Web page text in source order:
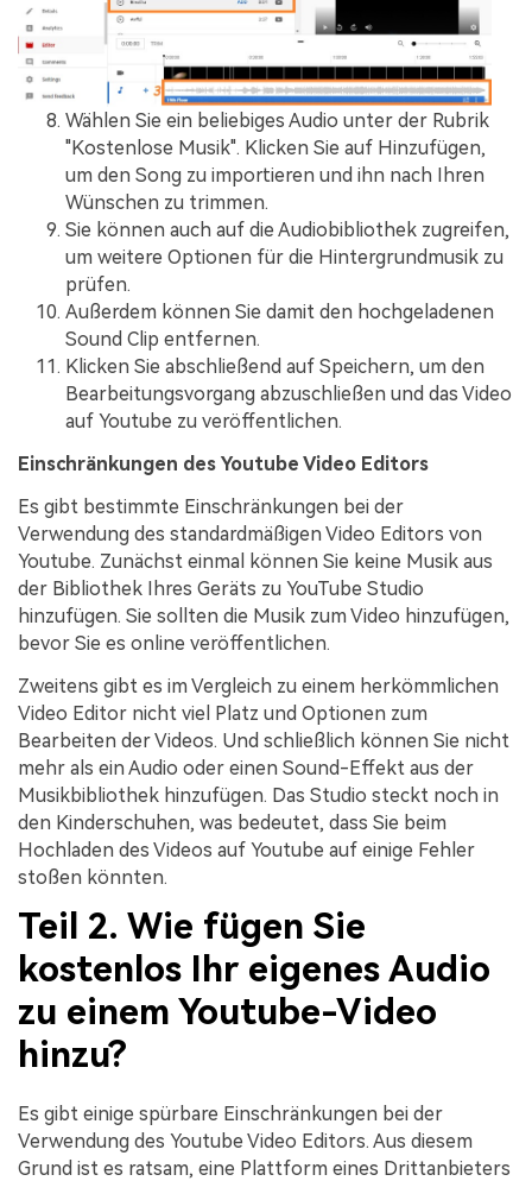
Wählen Sie ein beliebiges Audio unter der Rubrik
"Kostenlose Musik". Klicken Sie auf Hinzufügen,
um den Song zu importieren und ihn nach Ihren
Wünschen zu trimmen.
Sie können auch auf die Audiobibliothek zugreifen,
um weitere Optionen für die Hintergrundmusik zu
prüfen.
Außerdem können Sie damit den hochgeladenen
Sound Clip entfernen.
Klicken Sie abschließend auf Speichern, um den
Bearbeitungsvorgang abzuschließen und das Video
auf Youtube zu veröffentlichen.
Einschränkungen des Youtube Video Editors
Es gibt bestimmte Einschränkungen bei der
Verwendung des standardmäßigen Video Editors von
Youtube. Zunächst einmal können Sie keine Musik aus
der Bibliothek Ihres Geräts zu YouTube Studio
hinzufügen. Sie sollten die Musik zum Video hinzufügen,
bevor Sie es online veröffentlichen.
Zweitens gibt es im Vergleich zu einem herkömmlichen
Video Editor nicht viel Platz und Optionen zum
Bearbeiten der Videos. Und schließlich können Sie nicht
mehr als ein Audio oder einen Sound-Effekt aus der
Musikbibliothek hinzufügen. Das Studio steckt noch in
den Kinderschuhen, was bedeutet, dass Sie beim
Hochladen des Videos auf Youtube auf einige Fehler
stoßen könnten.
Teil 2. Wie fügen Sie
kostenlos Ihr eigenes Audio
zu einem Youtube-Video
hinzu?
Es gibt einige spürbare Einschränkungen bei der
Verwendung des Youtube Video Editors. Aus diesem
Grund ist es ratsam, eine Plattform eines Drittanbieters